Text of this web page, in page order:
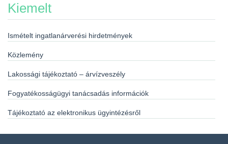
Kiemelt
Ismételt ingatlanárverési hirdetmények
Közlemény
Lakossági tájékoztató – árvízveszély
Fogyatékosságügyi tanácsadás információk
Tájékoztató az elektronikus ügyintézésről